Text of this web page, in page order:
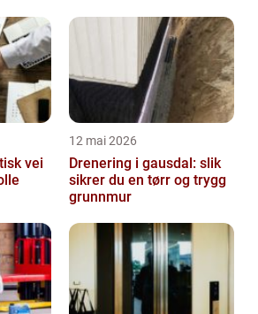
12 mai 2026
Drenering i gausdal: slik
sikrer du en tørr og trygg
grunnmur